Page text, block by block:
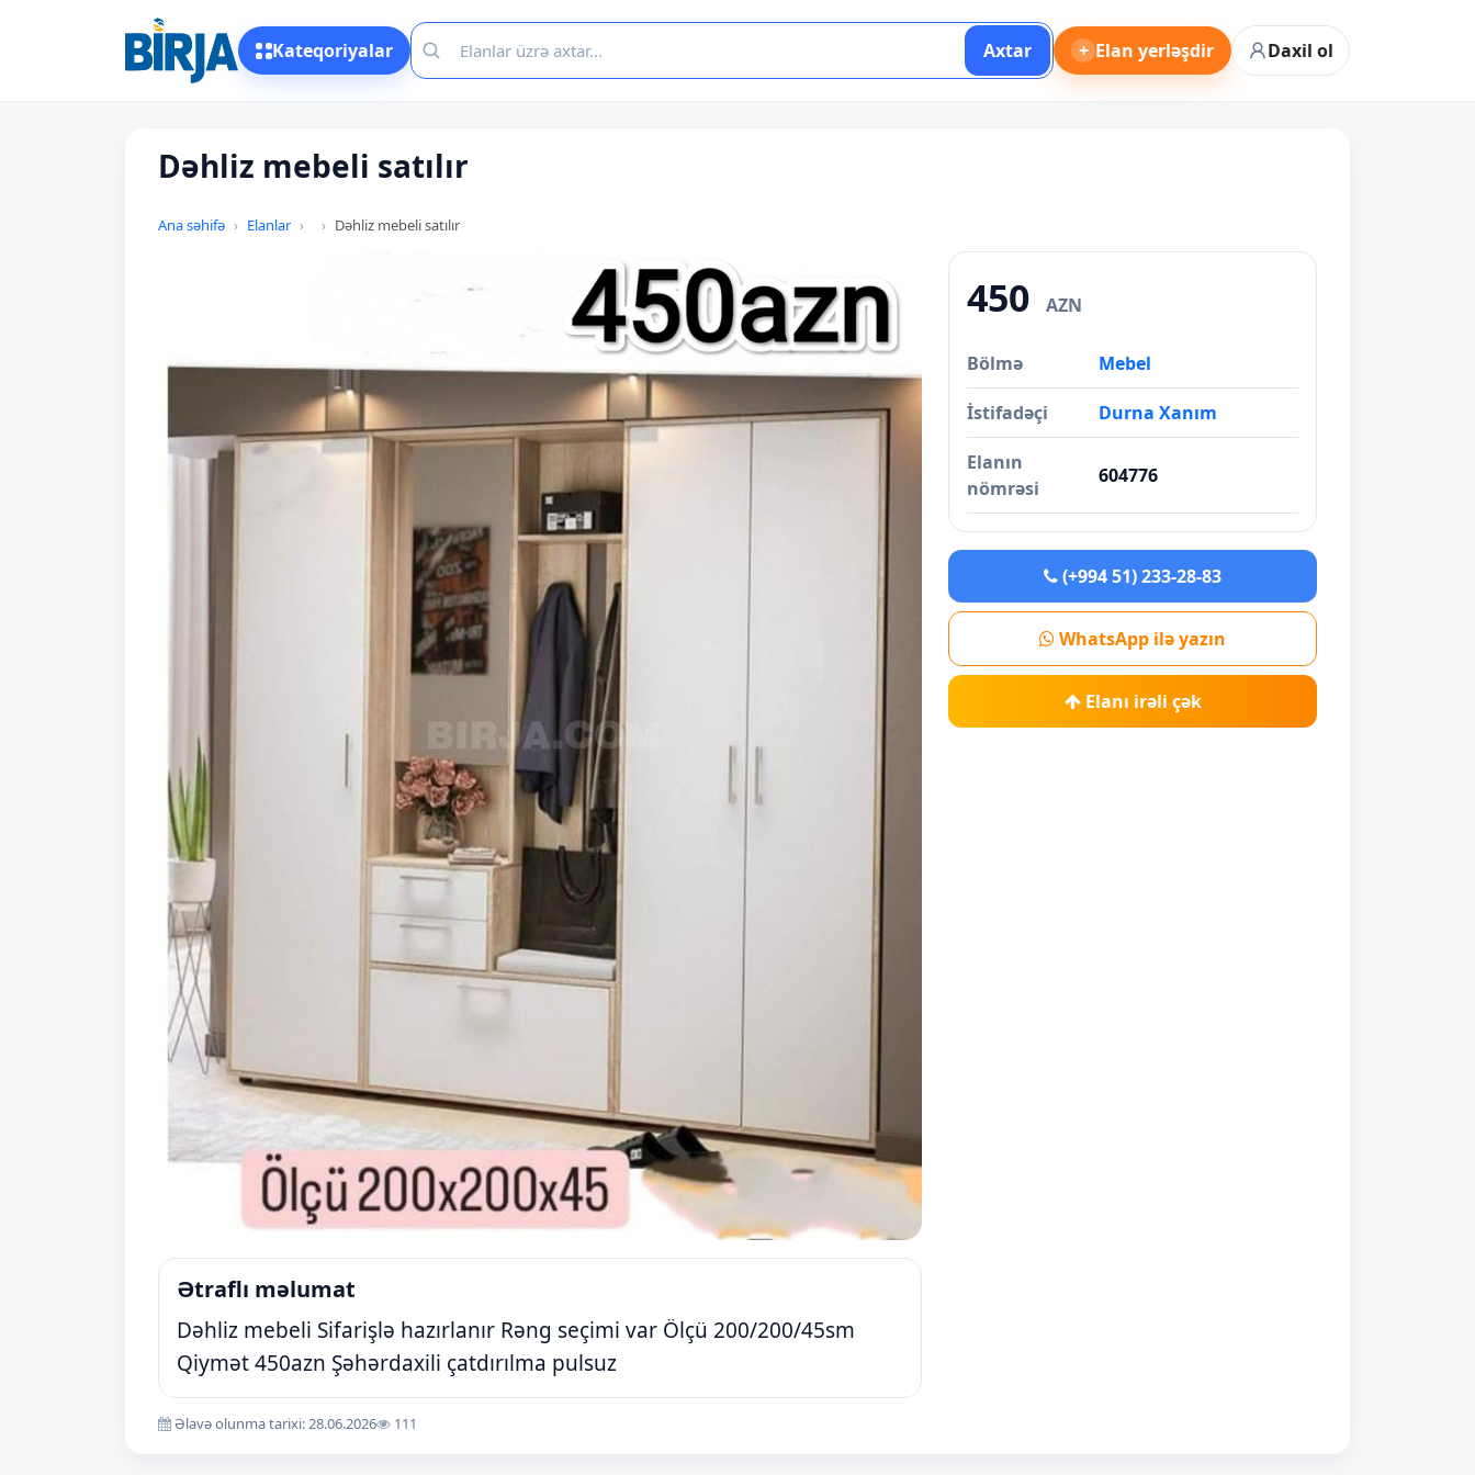
Kateqoriyalar Axtar + Elan yerləşdir Daxil ol
Dəhliz mebeli satılır
Ana səhifə Elanlar Dəhliz mebeli satılır
Ətraflı məlumat
Dəhliz mebeli Sifarişlə hazırlanır Rəng seçimi var Ölçü 200/200/45sm
Qiymət 450azn Şəhərdaxili çatdırılma pulsuz
Əlavə olunma tarixi: 28.06.2026 111
450 AZN
Bölmə Mebel
İstifadəçi Durna Xanım
Elanın
nömrəsi
604776
(+994 51) 233-28-83
WhatsApp ilə yazın
Elanı irəli çək